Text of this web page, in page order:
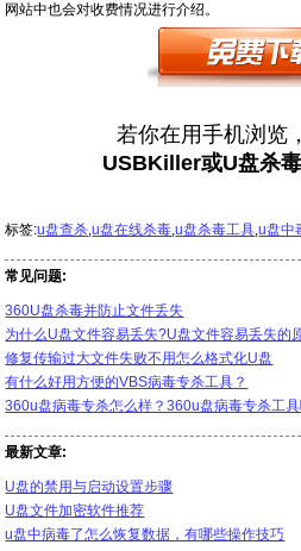
网站中也会对收费情况进行介绍。
若你在用手机浏览
USBKiller或U盘杀
标签:u盘查杀,u盘在线杀毒,u盘杀毒工具,u盘中
常见问题:
360U盘杀毒并防止文件丢失
为什么U盘文件容易丢失?U盘文件容易丢失的
修复传输过大文件失败不用怎么格式化U盘
有什么好用方便的VBS病毒专杀工具？
360u盘病毒专杀怎么样？360u盘病毒专杀工具
最新文章:
U盘的禁用与启动设置步骤
U盘文件加密软件推荐
u盘中病毒了怎么恢复数据，有哪些操作技巧